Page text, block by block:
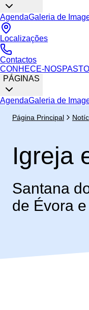
AgendaGaleria de
Localizações
Contactos
CONHECE-NOS
PÁGINAS
AgendaGaleria de
Página Principal
Igreja
Santana
de Évora